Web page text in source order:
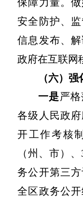
保障力量。做
安全防护、
信息发布、
政府在互联网
（六）
一是严
各级人民政
开工作考核
（州、市）、
务公开第三
全区政务公开